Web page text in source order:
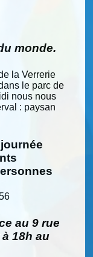
monde.
la Verrerie
le parc de
nous nous
: paysan
au 9 rue
18h au